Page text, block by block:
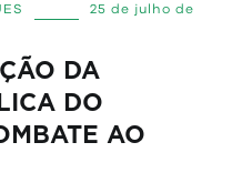
25 de julho de
DA
DO
AO